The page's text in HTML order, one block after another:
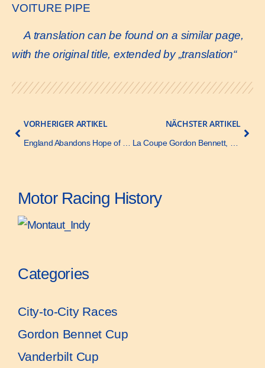
VOITURE PIPE
A translation can be found on a similar page,
with the original title, extended by „translation“
VORHERIGER ARTIKEL NÄCHSTER ARTIKEL
Motor Racing History
Categories
City-to-City Races
Gordon Bennet Cup
Vanderbilt Cup